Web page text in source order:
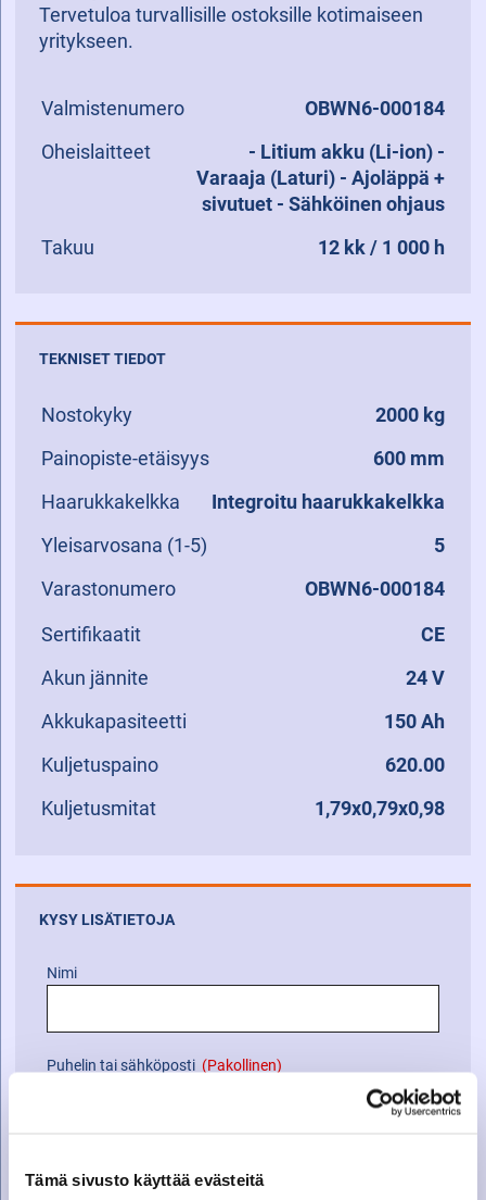
Tämä sivusto käyttää evästeitä
Tervetuloa turvallisille ostoksille kotimaiseen
yritykseen.
Valmistenumero
OBWN6-000184
Oheislaitteet
- Litium akku (Li-ion) -
Varaaja (Laturi) - Ajoläppä +
sivutuet - Sähköinen ohjaus
Takuu
12 kk / 1 000 h
TEKNISET TIEDOT
Nostokyky
2000 kg
Painopiste-etäisyys
600 mm
Haarukkakelkka
Integroitu haarukkakelkka
Yleisarvosana (1-5)
5
Varastonumero
OBWN6-000184
Sertifikaatit
CE
Akun jännite
24 V
Akkukapasiteetti
150 Ah
Kuljetuspaino
620.00
Kuljetusmitat
1,79x0,79x0,98
KYSY LISÄTIETOJA
Nimi
Puhelin tai sähköposti (Pakollinen)